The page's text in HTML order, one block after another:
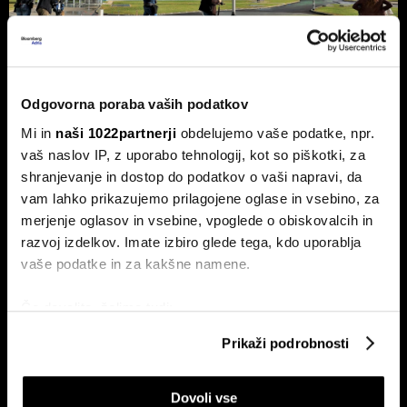
Odgovorna poraba vaših podatkov
Mi in naši 1022partnerji obdelujemo vaše podatke, npr.
vaš naslov IP, z uporabo tehnologij, kot so piškotki, za
shranjevanje in dostop do podatkov o vaši napravi, da
vam lahko prikazujemo prilagojene oglase in vsebino, za
merjenje oglasov in vsebine, vpoglede o obiskovalcih in
razvoj izdelkov. Imate izbiro glede tega, kdo uporablja
vaše podatke in za kakšne namene.
Če dovolite, želimo tudi:
Zbirati informacije o vaši geografski lokaciji, ki so
Identificirati napravo z aktivnim preverjanjem
lastnosti (odčitavanje prstnih odtisov)
Prikaži podrobnosti
Dovoli vse
NEK predvidoma jutri v zmanjšanje
delovanja, lahko sledi ustavitev - kaj
pravi Gorazd Pfeifer, NEK
Slovenska nuklearka predvidoma jutri ponoči v zmanjšanje
delovanja, v naslednjih treh ali štirih dneh pa bodo po vsej
verjetnosti reaktor morali ustaviti.
BMW in Stellantis z varčevanjem
"Čas za spremembe v podjetjih